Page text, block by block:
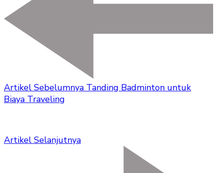
Artikel Sebelumnya Tanding Badminton untuk
Biaya Traveling
Artikel Selanjutnya